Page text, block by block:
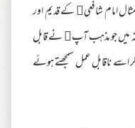
کے مسلک کو ترجیح دی ہے۔ اسی طرح اس کی مثال امام شافعی کے قدیم اور
جدید مذہب کا اختلاف ہے کہ ایک ماحول اور علاقہ میں جو مذہب آپ نے قابل
اسے ناقابل عمل سمجھتے ہوئے